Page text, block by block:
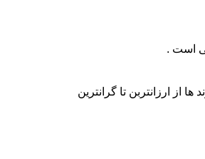
است .
از ارزانتربن تا گرانترین